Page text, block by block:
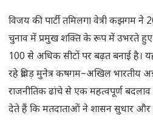
विजय की पार्टी तमिलगा वेत्री कझगम
चुनाव में प्रमुख शक्ति के रूप में उभरते
100 से अधिक सीटों पर बढ़त बनाई
रहे द्रविड़ मुनेत्र कषगम–अखिल भारतीय
राजनीतिक ढांचे से एक महत्वपूर्ण
देते हैं कि मतदाताओं ने शासन सुधार और